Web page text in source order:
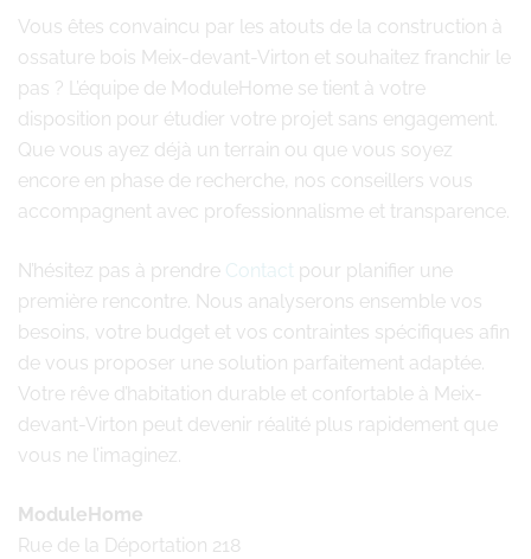
Vous êtes convaincu par les atouts de la construction à
ossature bois Meix-devant-Virton et souhaitez franchir le
pas ? L’équipe de ModuleHome se tient à votre
disposition pour étudier votre projet sans engagement.
Que vous ayez déjà un terrain ou que vous soyez
encore en phase de recherche, nos conseillers vous
accompagnent avec professionnalisme et transparence.
N’hésitez pas à prendre Contact pour planifier une
première rencontre. Nous analyserons ensemble vos
besoins, votre budget et vos contraintes spécifiques afin
de vous proposer une solution parfaitement adaptée.
Votre rêve d’habitation durable et confortable à Meix-
devant-Virton peut devenir réalité plus rapidement que
vous ne l’imaginez.
ModuleHome
Rue de la Déportation 218